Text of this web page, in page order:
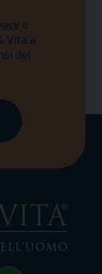
e
Vita a
del